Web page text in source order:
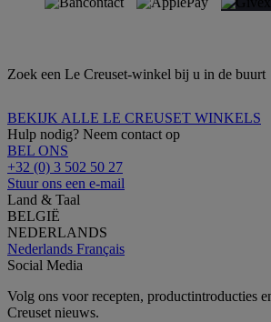
Zoek een Le Creuset-winkel bij u in de buurt
BEKIJK ALLE LE CREUSET WINKELS
Hulp nodig? Neem contact op
BEL ONS
+32 (0) 3 502 50 27
Stuur ons een e-mail
Land & Taal
BELGIË
NEDERLANDS
Nederlands Français
Social Media
Volg ons voor recepten, productintroducties
Creuset nieuws.